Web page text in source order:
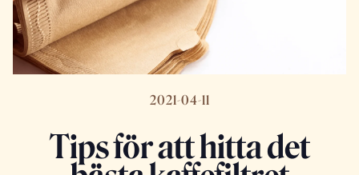
2021-04-11
Tips för att hitta det